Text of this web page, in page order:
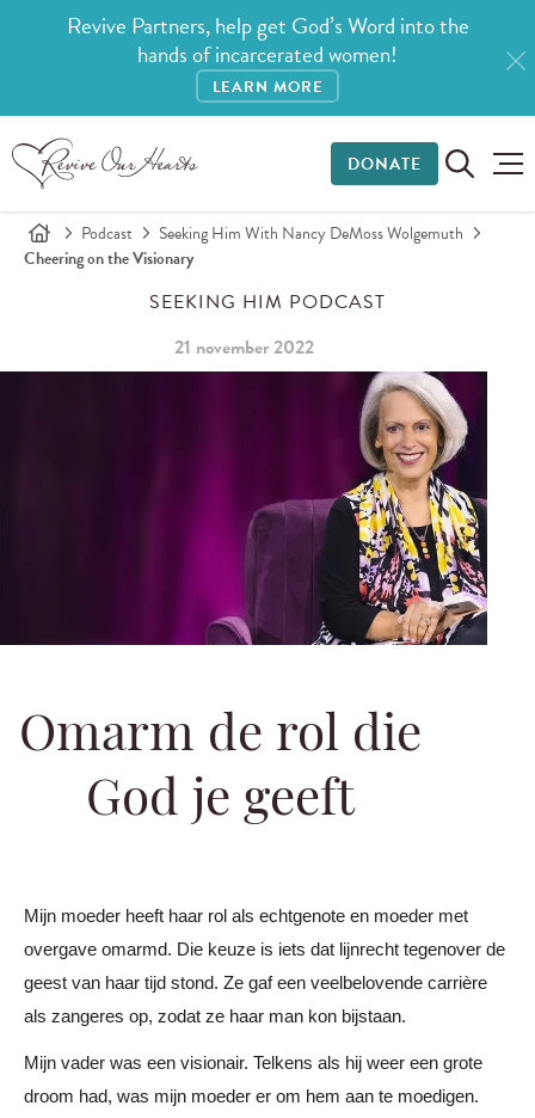
Revive Partners, help get God’s Word into the
hands of incarcerated women!
LEARN MORE
DONATE
Podcast
Seeking Him With Nancy DeMoss Wolgemuth
Cheering on the Visionary
SEEKING HIM PODCAST
21 november 2022
Omarm de rol die
God je geeft
Mijn moeder heeft haar rol als echtgenote en moeder met
overgave omarmd. Die keuze is iets dat lijnrecht tegenover de
geest van haar tijd stond. Ze gaf een veelbelovende carrière
als zangeres op, zodat ze haar man kon bijstaan.
Mijn vader was een visionair. Telkens als hij weer een grote
droom had, was mijn moeder er om hem aan te moedigen.